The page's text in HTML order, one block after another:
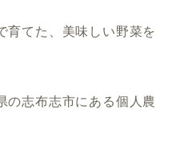
育てた、美味しい野菜を
の志布志市にある個人農